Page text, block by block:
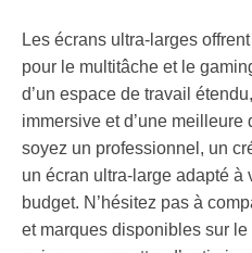
Les écrans ultra-larges
pour le multitâche et le
d’un espace de travail
immersive et d’une meilleure
soyez un professionnel, un
un écran ultra-large adapté à
budget. N’hésitez pas à
et marques disponibles sur le